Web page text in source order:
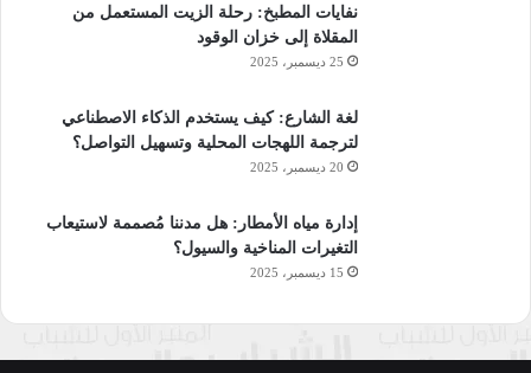
نفايات المطبخ: رحلة الزيت المستعمل من
المقلاة إلى خزان الوقود
25 ديسمبر، 2025
لغة الشارع: كيف يستخدم الذكاء الاصطناعي
لترجمة اللهجات المحلية وتسهيل التواصل؟
20 ديسمبر، 2025
إدارة مياه الأمطار: هل مدننا مُصممة لاستيعاب
التغيرات المناخية والسيول؟
15 ديسمبر، 2025